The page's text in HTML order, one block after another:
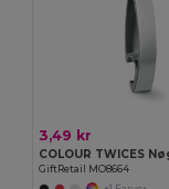
3,49 kr
GiftRetail MO8664